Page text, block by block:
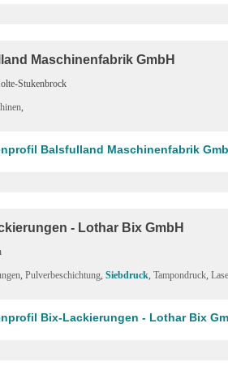
Maschinenfabrik GmbH
Stukenbrock
,
Balsfulland Maschinenfabrik
- Lothar Bix GmbH
, Pulverbeschichtung, Siebdruck, Tampondruck,
Bix-Lackierungen - Lothar Bix